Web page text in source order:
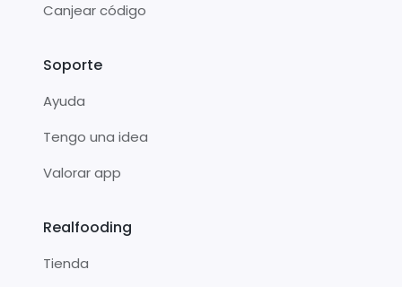
Canjear código
Soporte
Ayuda
Tengo una idea
Valorar app
Realfooding
Tienda